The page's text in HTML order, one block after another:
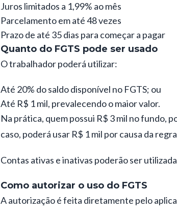
Juros limitados a 1,99% ao mês
Parcelamento em até 48 vezes
Prazo de até 35 dias para começar a pagar
Quanto do FGTS pode ser usado
O trabalhador poderá utilizar:
Até 20% do saldo disponível no FGTS; ou
Até R$ 1 mil, prevalecendo o maior valor.
Na prática, quem possui R$ 3 mil no fundo,
caso, poderá usar R$ 1 mil por causa da
Contas ativas e inativas poderão ser
Como autorizar o uso do FGTS
A autorização é feita diretamente pelo